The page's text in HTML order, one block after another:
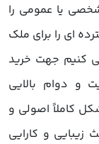
یا عمومی را
ای را برای ملک
کنیم جهت خرید
و دوام بالایی
کاملاً اصولی و
زیبایی و کارایی